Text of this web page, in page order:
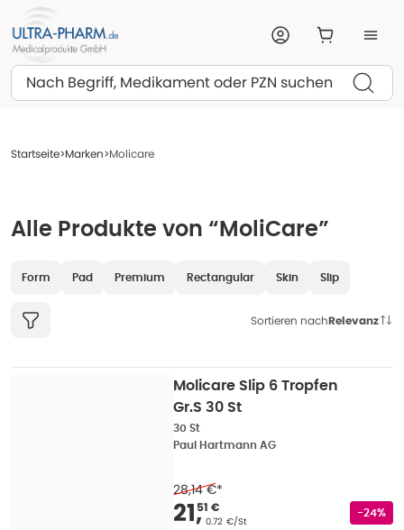
Suchen
Startseite Marken Molicare
Alle Produkte von “MoliCare”
Form Pad Premium Rectangular Skin Slip
Sortieren nachRelevanz
Molicare Slip 6 Tropfen
Gr.S 30 St
30 St
Paul Hartmann AG
28,14 €*
Verkaufspreis 21,51
21,51 €
Grundpreis
0.72 €/St
-24%